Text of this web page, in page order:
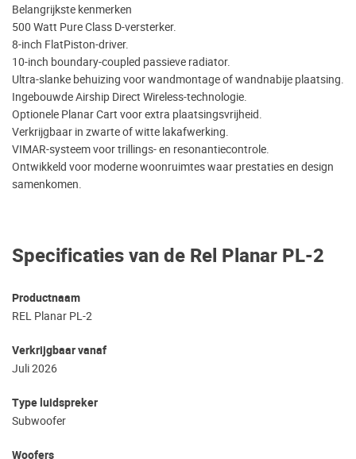
Specificaties van de Rel Planar PL-2
Productnaam
REL Planar PL-2
Verkrijgbaar vanaf
Juli 2026
Type luidspreker
Subwoofer
Woofers
Belangrijkste kenmerken
500 Watt Pure Class D-versterker.
8-inch FlatPiston-driver.
10-inch boundary-coupled passieve radiator.
Ultra-slanke behuizing voor wandmontage of wandnabije plaatsing.
Ingebouwde Airship Direct Wireless-technologie.
Optionele Planar Cart voor extra plaatsingsvrijheid.
Verkrijgbaar in zwarte of witte lakafwerking.
VIMAR-systeem voor trillings- en resonantiecontrole.
Ontwikkeld voor moderne woonruimtes waar prestaties en design
samenkomen.